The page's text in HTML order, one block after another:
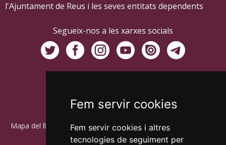
Fem servir cookies
Fem servir cookies i altres
tecnologies de seguiment per
l'Ajuntament de Reus i les seves entitats dependents
Segueix-nos a les xarxes socials
Mapa del lloc Accessibilitat Política de galetes
Política de privacitat
RGPD